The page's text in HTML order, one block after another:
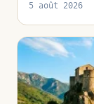
5 août 2026